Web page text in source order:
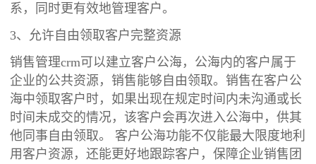
系，同时更有效地管理客户。
3、允许自由领取客户完整资源
销售管理crm可以建立客户公海，公海内的客户属于
企业的公共资源，销售能够自由领取。销售在客户公
海中领取客户时，如果出现在规定时间内未沟通或长
时间未成交的情况，该客户会再次进入公海中，供其
他同事自由领取。 客户公海功能不仅能最大限度地利
用客户资源，还能更好地跟踪客户，保障企业销售团